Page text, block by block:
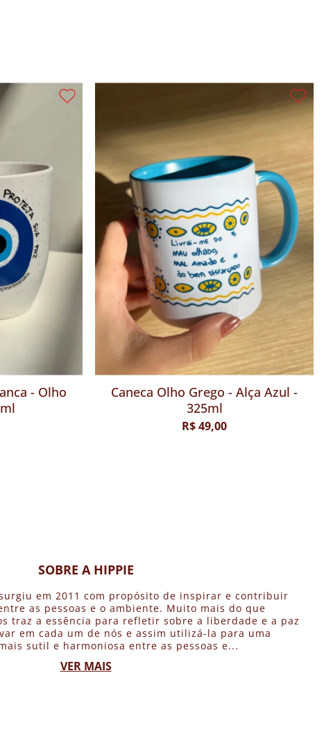
- Olho
Caneca Olho Grego - Alça Azul -
325ml
R$ 49,00
SOBRE A HIPPIE
em 2011 com propósito de inspirar e contribuir
as pessoas e o ambiente. Muito mais do que
traz a essência para refletir sobre a liberdade e a paz
em cada um de nós e assim utilizá-la para uma
sutil e harmoniosa entre as pessoas e...
VER MAIS